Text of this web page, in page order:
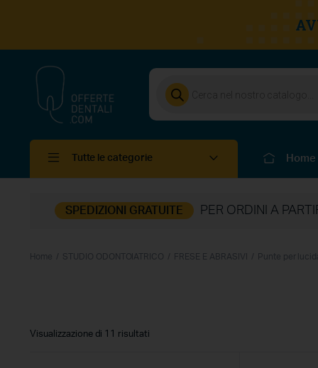
Tutte le categorie Home
SPEDIZIONI GRATUITE PER ORDINI A
Home STUDIO ODONTOIATRICO FRESE E ABRASIVI Punte per
Visualizzazione di 11 risultati